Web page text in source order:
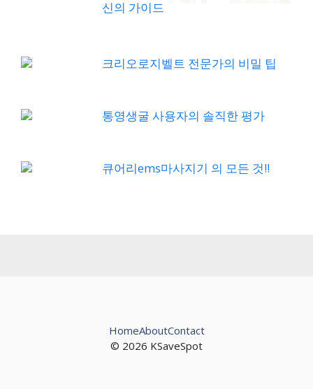
신의 가이드
크리오로지벨트 전문가의 비밀 팁
통영생굴 사용자의 솔직한 평가
큐어리ems마사지기 의 모든 것!!
© 2026 KSaveSpot
HomeAboutContact